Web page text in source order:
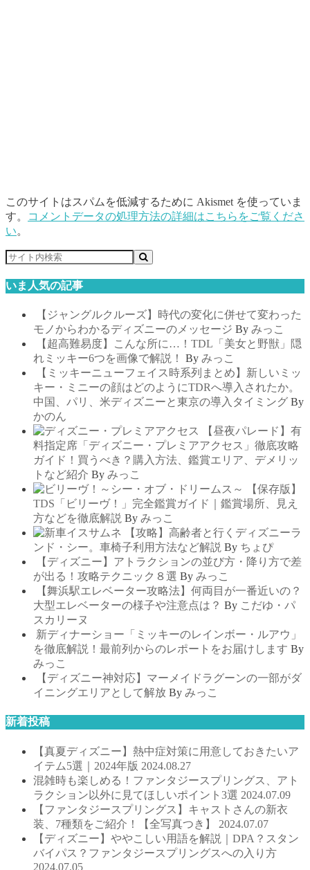
このサイトはスパムを低減するために Akismet を使っていま
す。
コメントデータの処理方法の詳細はこちらをご覧くださ
い。
いま人気の記事
【ジャングルクルーズ】時代の変化に併せて変わった
モノからわかるディズニーのメッセージ By みっこ
【超高難易度】こんな所に…！TDL「美女と野獣」隠
れミッキー6つを画像で解説！
By みっこ
【ミッキーニューフェイス時系列まとめ】新しいミッ
キー・ミニーの顔はどのようにTDRへ導入されたか。
中国、パリ、米ディズニーと東京の導入タイミング By
かのん
【昼夜パレード】有
料指定席「ディズニー・プレミアアクセス」徹底攻略
ガイド！買うべき？購入方法、鑑賞エリア、デメリッ
トなど紹介 By みっこ
【保存版】
TDS「ビリーヴ！」完全鑑賞ガイド｜鑑賞場所、見え
方などを徹底解説 By みっこ
【攻略】高齢者と行くディズニーラ
ンド・シー。車椅子利用方法など解説 By ちょぴ
【ディズニー】アトラクションの並び方・降り方で差
が出る！攻略テクニック８選 By みっこ
【舞浜駅エレベーター攻略法】何両目が一番近いの？
大型エレベーターの様子や注意点は？ By こだゆ・パ
スカリーヌ
新ディナーショー「ミッキーのレインボー・ルアウ」
を徹底解説！最前列からのレポートをお届けします By
みっこ
【ディズニー神対応】マーメイドラグーンの一部がダ
イニングエリアとして解放 By みっこ
新着投稿
【真夏ディズニー】熱中症対策に用意しておきたいア
イテム5選｜2024年版 2024.08.27
混雑時も楽しめる！ファンタジースプリングス、アト
ラクション以外に見てほしいポイント3選 2024.07.09
【ファンタジースプリングス】キャストさんの新衣
装、7種類をご紹介！【全写真つき】 2024.07.07
【ディズニー】ややこしい用語を解説｜DPA？スタン
バイパス？ファンタジースプリングスへの入り方
2024.07.05